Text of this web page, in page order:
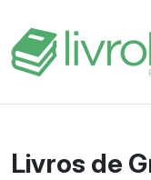
Livros de